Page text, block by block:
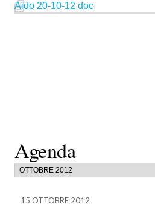
Agenda
15 OTTOBRE 2012
Aido 20-10-12 doc